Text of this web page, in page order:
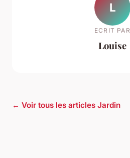
L
ECRIT PAR
Louise
← Voir tous les articles Jardin